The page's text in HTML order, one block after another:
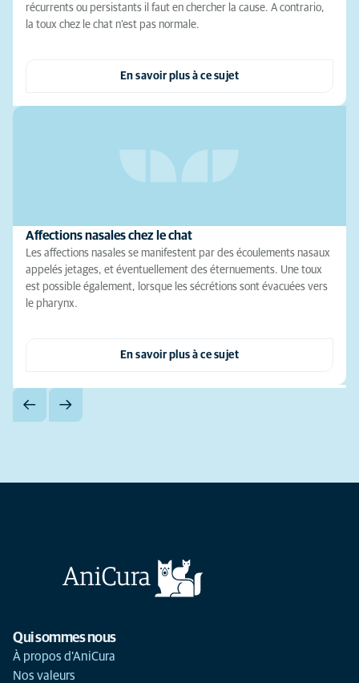
récurrents ou persistants il faut en chercher la cause. A contrario,
la toux chez le chat n'est pas normale.
En savoir plus à ce sujet
Affections nasales chez le chat
Les affections nasales se manifestent par des écoulements nasaux
appelés jetages, et éventuellement des éternuements. Une toux
est possible également, lorsque les sécrétions sont évacuées vers
le pharynx.
En savoir plus à ce sujet
Qui sommes nous
À propos d'AniCura
Nos valeurs